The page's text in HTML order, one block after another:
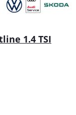
1.4 TSI